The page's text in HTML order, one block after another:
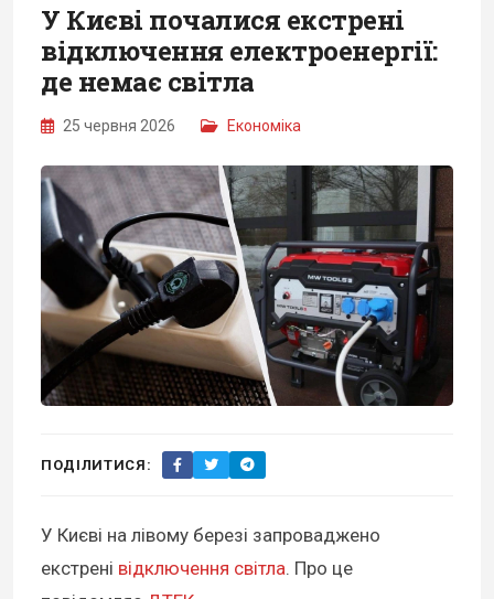
У Києві почалися екстрені
відключення електроенергії:
де немає світла
25 червня 2026 Економіка
ПОДІЛИТИСЯ:
У Києві на лівому березі запроваджено
екстрені відключення світла. Про це